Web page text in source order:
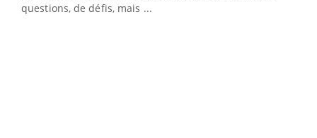
questions, de défis, mais ...